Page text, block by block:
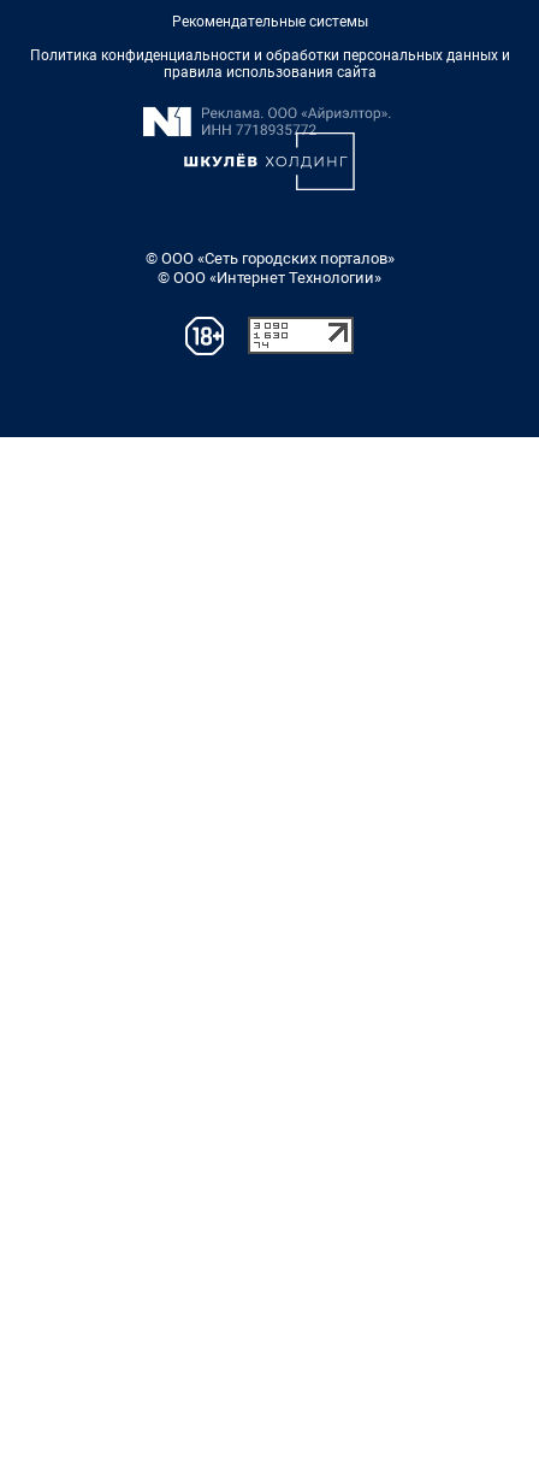
Рекомендательные системы
Политика конфиденциальности и обработки персональных данных и
правила использования сайта
© ООО «Сеть городских порталов»
© ООО «Интернет Технологии»